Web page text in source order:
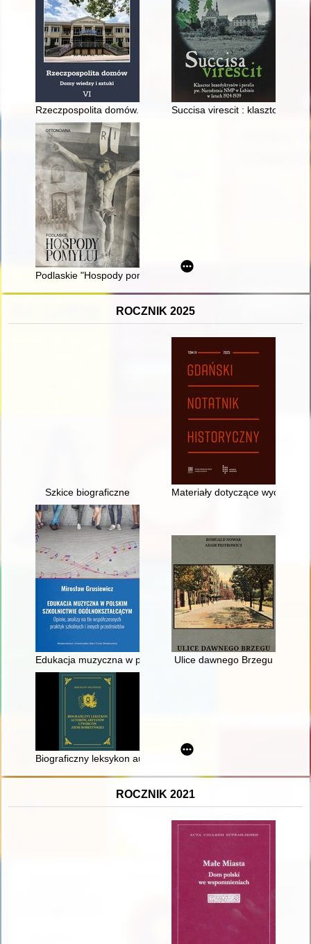
Rzeczpospolita domów. 6, Succisa virescit : klasztor
Podlaskie "Hospody pomyłuj" 1872-1905 : kronika 33 lat
ROCZNIK 2025
Szkice biograficzne Materiały dotyczące
Edukacja muzyczna w polskim szkolnictwieUlice dawnego Brzegu
Biograficzny leksykon autorów, artystów i twórców Ziemi
ROCZNIK 2021